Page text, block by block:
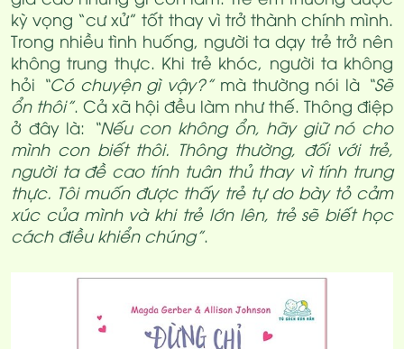
kỳ vọng “cư xử” tốt thay vì trở thành chính mình.
Trong nhiều tình huống, người ta dạy trẻ trở nên
không trung thực. Khi trẻ khóc, người ta không
hỏi “Có chuyện gì vậy?”mà thường nói là “Sẽ
ổn thôi”. Cả xã hội đều làm như thế. Thông điệp
ở đây là: “Nếu con không ổn, hãy giữ nó cho
mình con biết thôi. Thông thường, đối với trẻ,
người ta đề cao tính tuân thủ thay vì tính trung
thực. Tôi muốn được thấy trẻ tự do bày tỏ cảm
xúc của mình và khi trẻ lớn lên, trẻ sẽ biết học
cách điều khiển chúng”.